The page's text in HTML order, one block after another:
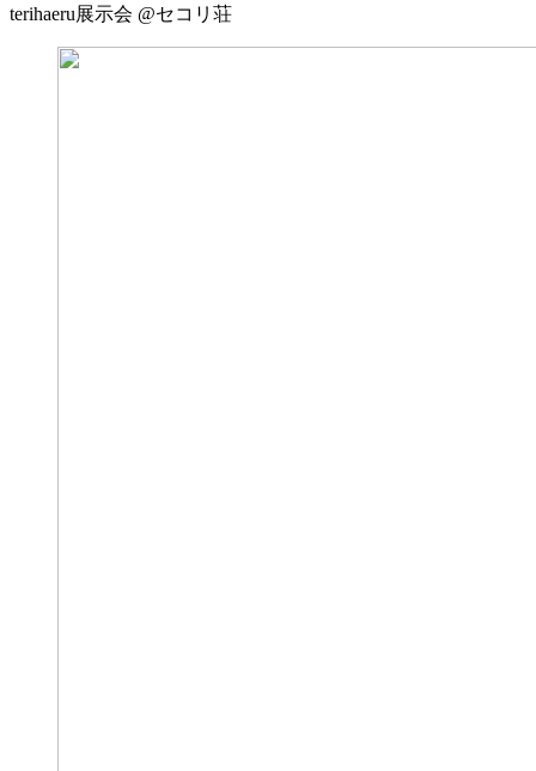
terihaeru展示会 @セコリ荘